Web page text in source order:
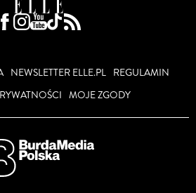
NEWSLETTER ELLE.PL
REGULAMIN
MOJE ZGODY